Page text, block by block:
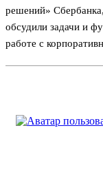
решений»
обсудили задачи и
работе с